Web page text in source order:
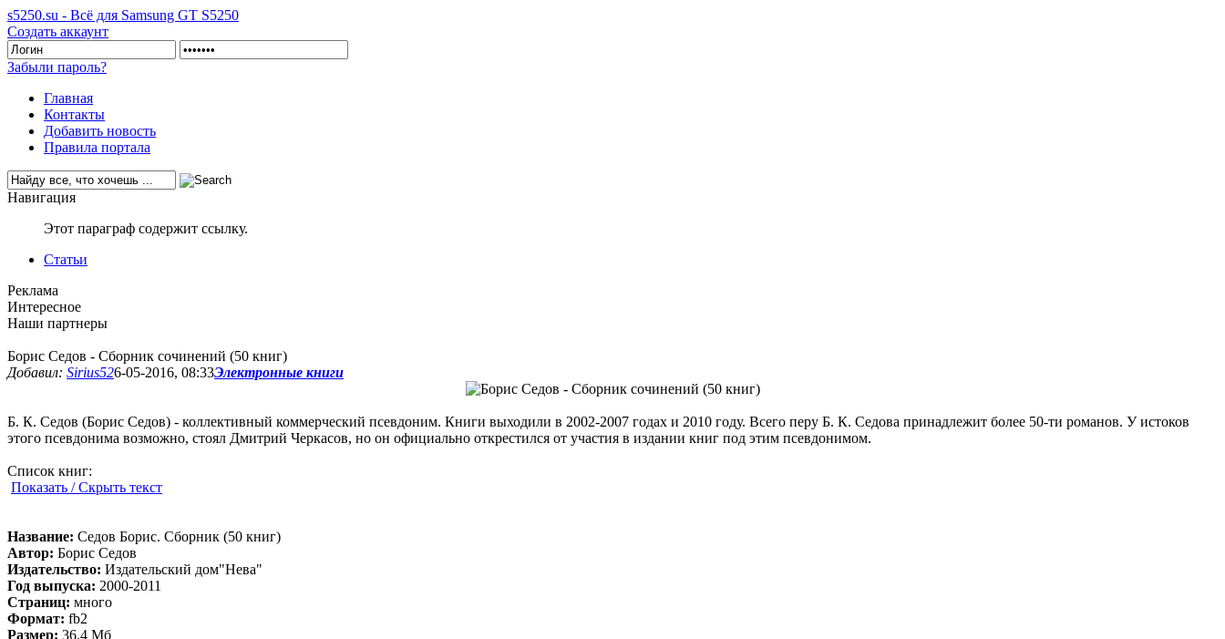
s5250.su - Всё для Samsung GT S5250
Создать аккаунт
Забыли пароль?
Главная
Контакты
Добавить новость
Правила портала
Навигация
Этот параграф содержит ссылку.
Статьи
Реклама
Интересное
Наши партнеры
Борис Седов - Сборник сочинений (50 книг)
Добавил: Sirius526-05-2016, 08:33Электронные книги
Б. К. Седов (Борис Седов) - коллективный коммерческий псевдоним. Книги выходили в 2002-2007 годах и 2010 году. Всего перу Б. К. Седова принадлежит более 50-ти романов. У истоков
этого псевдонима возможно, стоял Дмитрий Черкасов, но он официально открестился от участия в издании книг под этим псевдонимом.
Список книг:
Показать / Скрыть текст
Название: Седов Борис. Сборник (50 книг)
Автор: Борис Седов
Издательство: Издательский дом"Нева"
Год выпуска: 2000-2011
Страниц: много
Формат: fb2
Размер: 36.4 Мб